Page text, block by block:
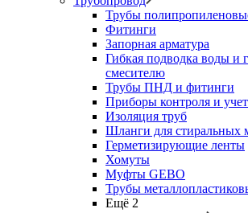
Трубы
Фитинги
Запорная арматура
Гибкая подводка воды и
смесителю
Трубы ПНД и фитинги
Приборы контроля и
Изоляция труб
Шланги для стиральных
Герметизирующие ленты
Хомуты
Муфты GEBO
Трубы
Ещё 2